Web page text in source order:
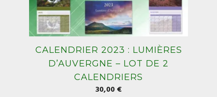
CALENDRIER 2023 : LUMIÈRES
D’AUVERGNE – LOT DE 2
CALENDRIERS
30,00€